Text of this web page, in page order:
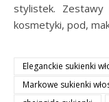
stylistek. Zestawy
kosmetyki, pod,
Eleganckie sukienki
Markowe sukienki